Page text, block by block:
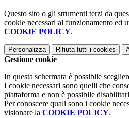
Questo sito o gli strumenti terzi da
cookie necessari al funzionamento ed
COOKIE POLICY.
Personalizza Rifiuta tutti i cookies
Gestione cookie
In questa schermata è possibile
I cookie necessari sono quelli che
piattaforma e non è possibile
Per conoscere quali sono i cookie
visionare la COOKIE POLICY.